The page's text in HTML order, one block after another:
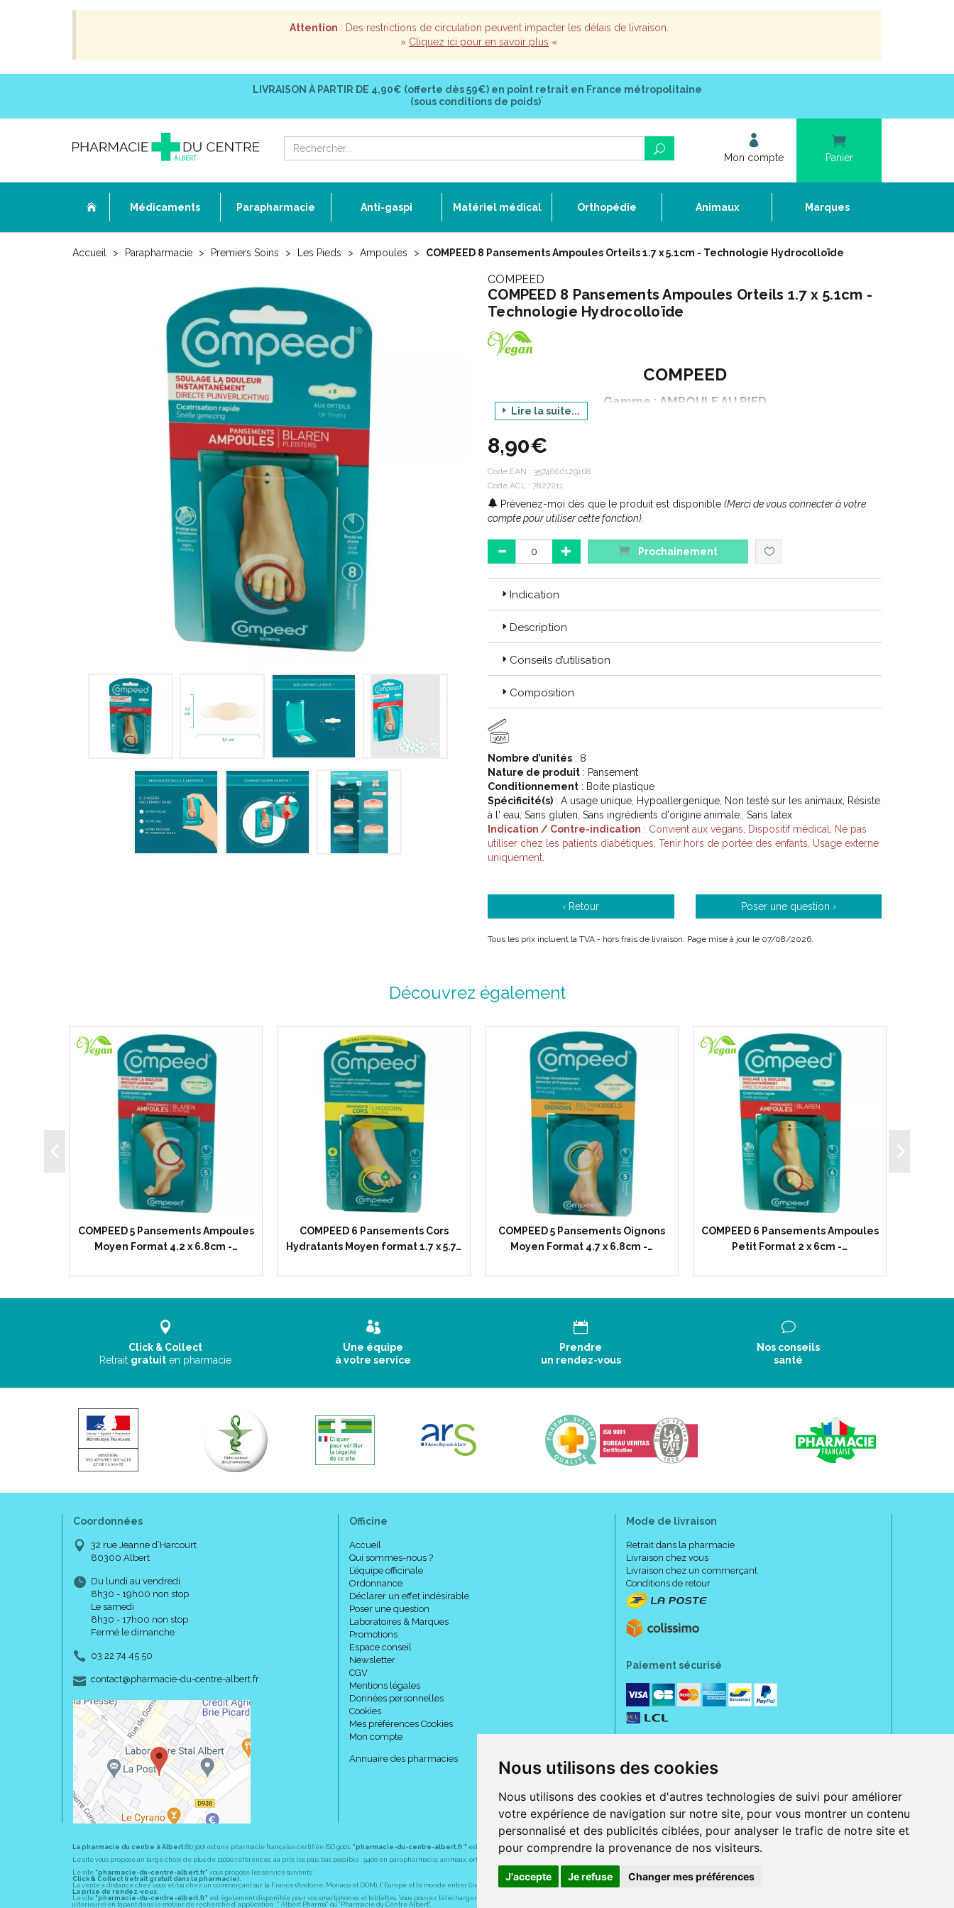
Nous utilisons des cookies
Nous utilisons des cookies et d'autres technologies de suivi pour améliorer
votre expérience de navigation sur notre site, pour vous montrer un contenu
personnalisé et des publicités ciblées, pour analyser le trafic de notre site et
pour comprendre la provenance de nos visiteurs.
J'accepte Je refuse Changer mes préférences
Attention : Des restrictions de circulation peuvent impacter les délais de livraison.
» Cliquez ici pour en savoir plus «
LIVRAISON À PARTIR DE 4,90€ (offerte dès 59€) en point retrait en France métropolitaine
(sous conditions de poids)*
Mon compte Panier
Médicaments Parapharmacie Anti-gaspi Matériel médical Orthopédie Animaux Marques
Accueil Parapharmacie Premiers Soins Les Pieds Ampoules COMPEED 8 Pansements Ampoules Orteils 1.7 x 5.1cm - Technologie Hydrocolloïde
COMPEED
COMPEED 8 Pansements Ampoules Orteils 1.7 x 5.1cm -
Technologie Hydrocolloïde
COMPEED
Gamme : AMPOULE AU PIED
Produit : PANSEMENTS AMPOULES ORTEILS
Code ACL : 7827211
Code EAN : 3574660129168 / 3401078272110
Lire la suite...
8,90€
Code EAN : 3574660129168
Code ACL : 7827211
Prévenez-moi dès que le produit est disponible (Merci de vous connecter à votre
compte pour utiliser cette fonction).
Prochainement
Indication
Description
Conseils d’utilisation
Composition
36M
Nombre d’unités : 8
Nature de produit : Pansement
Conditionnement : Boite plastique
Spécificité(s) : A usage unique, Hypoallergenique, Non testé sur les animaux, Résiste
à l' eau, Sans gluten, Sans ingrédients d'origine animale., Sans latex
Indication / Contre-indication : Convient aux végans, Dispositif médical, Ne pas
utiliser chez les patients diabétiques, Tenir hors de portée des enfants, Usage externe
uniquement.
‹ Retour Poser une question ›
Tous les prix incluent la TVA - hors frais de livraison. Page mise à jour le 07/08/2026.
Découvrez également
COMPEED 5 Pansements Ampoules
Moyen Format 4.2 x 6.8cm -…
COMPEED 6 Pansements Cors
Hydratants Moyen format 1.7 x 5.7…
COMPEED 5 Pansements Oignons
Moyen Format 4.7 x 6.8cm -…
COMPEED 6 Pansements Ampoules
Petit Format 2 x 6cm -…
Click & Collect
Retrait gratuit en pharmacie
Une équipe
à votre service
Prendre
un rendez-vous
Nos conseils
santé
Coordonnées
32 rue Jeanne d’Harcourt
80300 Albert
Du lundi au vendredi
8h30 - 19h00 non stop
Le samedi
8h30 - 17h00 non stop
Fermé le dimanche
03 22 74 45 50
contact-
@-
pharmacie-du-centre-albert.fr
Officine
Accueil
Qui sommes-nous ?
L’équipe officinale
Ordonnance
Déclarer un effet indésirable
Poser une question
Laboratoires & Marques
Promotions
Espace conseil
Newsletter
CGV
Mentions légales
Données personnelles
Cookies
Mes préférences Cookies
Mon compte
Annuaire des pharmacies
Mode de livraison
Retrait dans la pharmacie
Livraison chez vous
Livraison chez un commerçant
Conditions de retour
Paiement sécurisé
La pharmacie du centre à Albert(80300) est une pharmacie française certifiée ISO 9001. "pharmacie-du-centre-albert.fr " est le site internet de l a pharmacie du centre, 32 rue Jeanne d' Harcourt, 80300 Albert.
Le site vous propose un large choix de plus de 11000 références, au prix les plus bas possible : 9400 en parapharmacie, animaux, orthopédie, matériel médical. 1700 en médicaments sans ordonnance.
Le site "pharmacie-du-centre-albert.fr" vous propose les service suivants :
Click & Collect (retrait gratuit dans la pharmacie).
La vente à distance chez vous et/ou chez un commerçant sur la France (Andorre, Monaco et DOM), l' Europe et le monde entier (livraison assuré par Colissimo et ses partenaires à l' étranger).
La prise de rendez-vous.
Le site "pharmacie-du-centre-albert.fr" est également disponible pour vos smartphones et tablettes. Vous pouvez télécharger gratuitement l' application sur l' AppStore (pour iPhone, iPad et iPod touch), ou sur Google Play (pour Androïd 5.0 ou version
ultérieure) en tapant dans le moteur de recherche d' application : " Albert Pharma" ou "Pharmacie du Centre Albert".